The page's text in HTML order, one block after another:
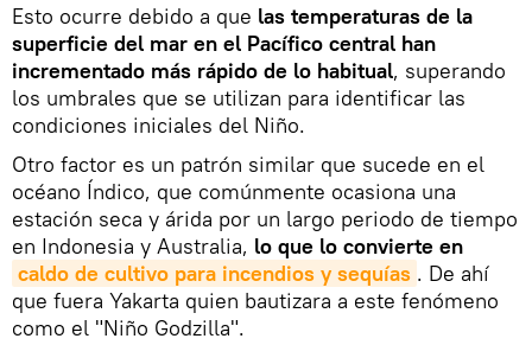
Esto ocurre debido a que las temperaturas de la
superficie del mar en el Pacífico central han
incrementado más rápido de lo habitual, superando
los umbrales que se utilizan para identificar las
condiciones iniciales del Niño.
Otro factor es un patrón similar que sucede en el
océano Índico, que comúnmente ocasiona una
estación seca y árida por un largo periodo de tiempo
en Indonesia y Australia, lo que lo convierte en
caldo de cultivo para incendios y sequías . De ahí
que fuera Yakarta quien bautizara a este fenómeno
como el "Niño Godzilla".